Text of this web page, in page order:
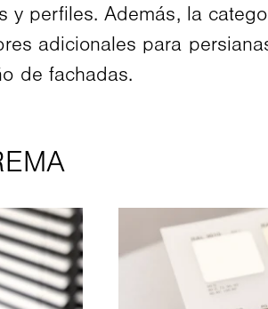
perfiles. Además, la
adicionales para
de fachadas.